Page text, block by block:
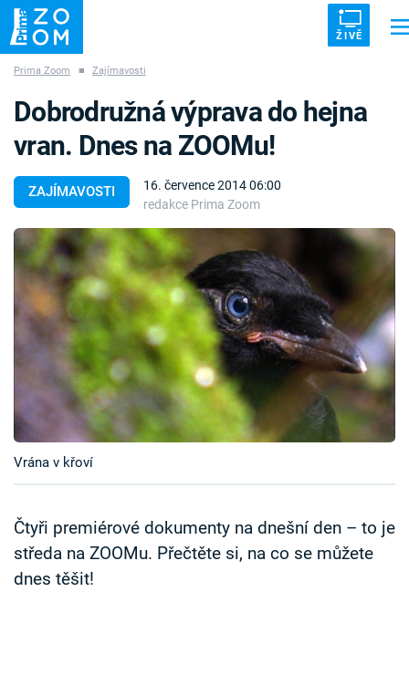
ŽIVĚ
VETŘELCI DÁVNOVĚKU
Témata
Témata
Pořady
TV Program
Časopis
Sledujte prima+
Přihlášení
Prima Zoom ■ Zajímavosti
ZAJÍMAVOSTI
16. července 2014 06:00
redakce Prima Zoom
Dobrodružná výprava do hejna
vran. Dnes na ZOOMu!
Vrána v křoví
Čtyři premiérové dokumenty na dnešní den – to je
středa na ZOOMu. Přečtěte si, na co se můžete
dnes těšit!